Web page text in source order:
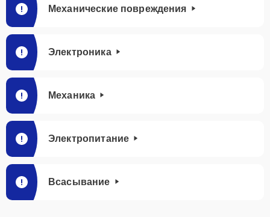
Механические повреждения
Электроника
Механика
Электропитание
Всасывание